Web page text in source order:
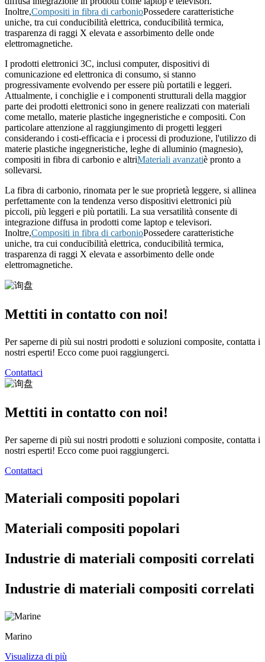
Inoltre,Compositi in fibra di carbonioPossedere caratteristiche
uniche, tra cui conducibilità elettrica, conducibilità termica,
trasparenza di raggi X elevata e assorbimento delle onde
elettromagnetiche.
I prodotti elettronici 3C, inclusi computer, dispositivi di
comunicazione ed elettronica di consumo, si stanno
progressivamente evolvendo per essere più portatili e leggeri.
Attualmente, i conchiglie e i componenti strutturali della maggior
parte dei prodotti elettronici sono in genere realizzati con materiali
come metallo, materie plastiche ingegneristiche e compositi. Con
particolare attenzione al raggiungimento di progetti leggeri
considerando i costi-efficacia e i processi di produzione, l'utilizzo di
materie plastiche ingegneristiche, leghe di alluminio (magnesio),
compositi in fibra di carbonio e altriMateriali avanzatiè pronto a
sollevarsi.
La fibra di carbonio, rinomata per le sue proprietà leggere, si allinea
perfettamente con la tendenza verso dispositivi elettronici più
piccoli, più leggeri e più portatili. La sua versatilità consente di
integrazione diffusa in prodotti come laptop e televisori.
Inoltre,Compositi in fibra di carbonioPossedere caratteristiche
uniche, tra cui conducibilità elettrica, conducibilità termica,
trasparenza di raggi X elevata e assorbimento delle onde
elettromagnetiche.
Mettiti in contatto con noi!
Per saperne di più sui nostri prodotti e soluzioni composite, contatta i
nostri esperti! Ecco come puoi raggiungerci.
Contattaci
Mettiti in contatto con noi!
Per saperne di più sui nostri prodotti e soluzioni composite, contatta i
nostri esperti! Ecco come puoi raggiungerci.
Contattaci
Materiali compositi popolari
Materiali compositi popolari
Industrie di materiali compositi correlati
Industrie di materiali compositi correlati
Marino
Visualizza di più